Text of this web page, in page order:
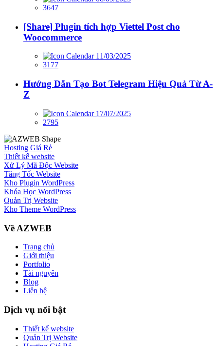
3647
[Share] Plugin tích hợp Viettel Post cho
Woocommerce
11/03/2025
3177
Hướng Dẫn Tạo Bot Telegram Hiệu Quả Từ A-
Z
17/07/2025
2795
Hosting Giá Rẻ
Thiết kế website
Xử Lý Mã Độc Website
Tăng Tốc Website
Kho Plugin WordPress
Khóa Học WordPress
Quản Trị Website
Kho Theme WordPress
Về AZWEB
Trang chủ
Giới thiệu
Portfolio
Tài nguyên
Blog
Liên hệ
Dịch vụ nổi bật
Thiết kế website
Quản Trị Website